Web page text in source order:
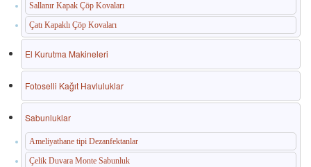
Sallanır Kapak Çöp Kovaları
Çatı Kapaklı Çöp Kovaları
El Kurutma Makineleri
Fotoselli Kağıt Havluluklar
Sabunluklar
Ameliyathane tipi Dezanfektanlar
Çelik Duvara Monte Sabunluk